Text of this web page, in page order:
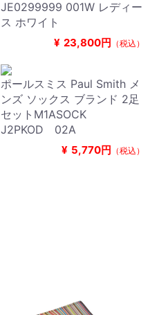
JE0299999 001W レディー
ス ホワイト
¥ 23,800円 （税込）
ポールスミス Paul Smith メ
ンズ ソックス ブランド 2足
セットM1ASOCK
J2PKOD 02A
¥ 5,770円 （税込）